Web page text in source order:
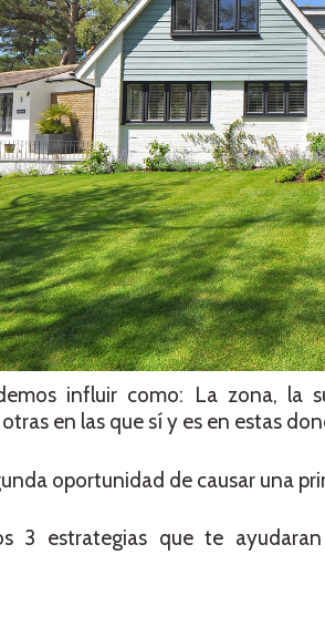
influir como: La zona, la
en las que sí y es en estas
oportunidad de causar una
3 estrategias que te